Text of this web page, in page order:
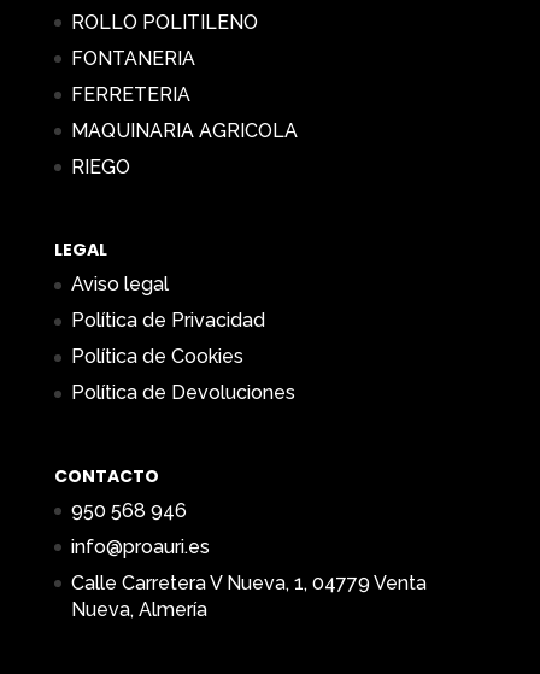
ROLLO POLITILENO
FONTANERIA
FERRETERIA
MAQUINARIA AGRICOLA
RIEGO
LEGAL
Aviso legal
Política de Privacidad
Política de Cookies
Política de Devoluciones
CONTACTO
950 568 946
info@proauri.es
Calle Carretera V Nueva, 1, 04779 Venta
Nueva, Almería